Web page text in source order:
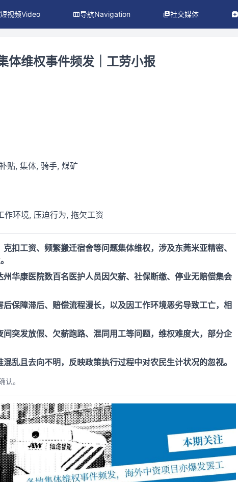
短视频Video 导航Navigation 社交媒体
体维权事件频发｜工劳小报
贴, 集体, 骑手, 煤矿
环境, 压迫行为, 拖欠工资
扣工资、频繁搬迁宿舍等问题集体维权，涉及东莞米亚精密、
华康医院数百名医护人员因欠薪、社保断缴、停业无赔偿集会
保障滞后、赔偿流程漫长，以及因工作环境恶劣导致工亡，相
突发放假、欠薪跑路、混同用工等问题，维权难度大，部分企
乱且去向不明，反映政策执行过程中对农民生计状况的忽视。
认。